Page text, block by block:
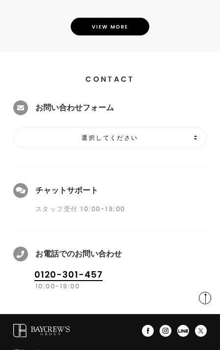
VIEW MORE
CONTACT
お問い合わせフォーム
選択してください
チャットサポート
スタッフ受付 10:00-19:00
お電話でのお問い合わせ
0120-301-457
10:00-19:00